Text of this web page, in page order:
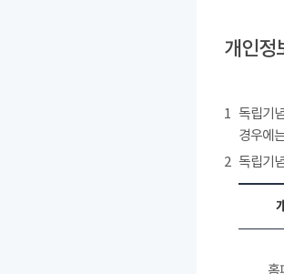
개인정
1 독립기
경우에
2 독립기
홈